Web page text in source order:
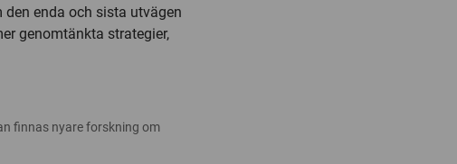
enda och sista utvägen
genomtänkta strategier,
finnas nyare forskning om